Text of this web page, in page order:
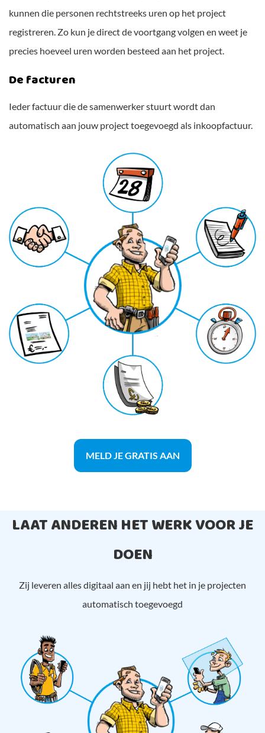
kunnen die personen rechtstreeks uren op het project
registreren. Zo kun je direct de voortgang volgen en weet je
precies hoeveel uren worden besteed aan het project.
De facturen
Ieder factuur die de samenwerker stuurt wordt dan
automatisch aan jouw project toegevoegd als inkoopfactuur.
MELD JE GRATIS AAN
LAAT ANDEREN HET WERK VOOR JE
DOEN
Zij leveren alles digitaal aan en jij hebt het in je projecten
automatisch toegevoegd